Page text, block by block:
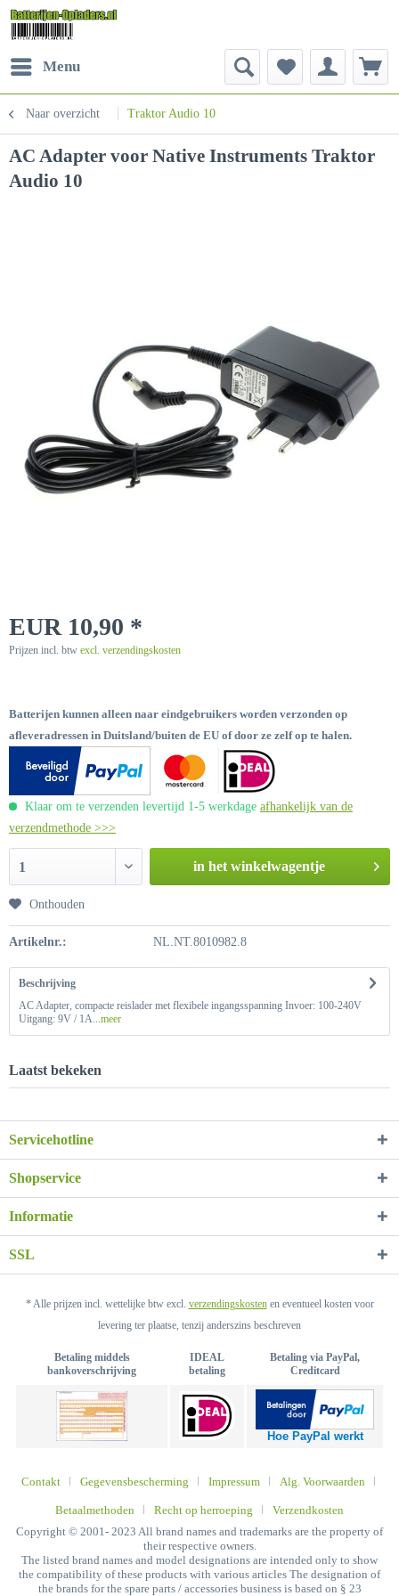
Menu
Naar overzicht Traktor Audio 10
AC Adapter voor Native Instruments Traktor
Audio 10
EUR 10,90 *
Prijzen incl. btw excl. verzendingskosten
Batterijen kunnen alleen naar eindgebruikers worden verzonden op
afleveradressen in Duitsland/buiten de EU of door ze zelf op te halen.
Klaar om te verzenden levertijd 1-5 werkdage afhankelijk van de
verzendmethode >>>
1 in het winkelwagentje
Onthouden
Artikelnr.: NL.NT.8010982.8
Beschrijving
AC Adapter, compacte reislader met flexibele ingangsspanning Invoer: 100-240V
Uitgang: 9V / 1A... meer
Laatst bekeken
Servicehotline
Shopservice
Informatie
SSL
* Alle prijzen incl. wettelijke btw excl. verzendingskostenen eventueel kosten voor
levering ter plaatse, tenzij anderszins beschreven
Betaling middels
bankoverschrijving
IDEAL
betaling
Betaling via PayPal,
Creditcard
Hoe PayPal werkt
Contakt Gegevensbescherming Impressum Alg. Voorwaarden
Betaalmethoden Recht op herroeping
Verzendkosten
Copyright © 2001- 2023 All brand names and trademarks are the property of
their respective owners.
The listed brand names and model designations are intended only to show
the compatibility of these products with various articles The designation of
the brands for the spare parts / accessories business is based on § 23